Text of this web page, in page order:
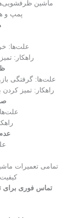
ماشین
پمپ و
علت‌ها:
راهکار:
علت‌ها: گرفتگی
راهکار: تمیز کردن
تمامی تعمیرات
تماس فوری برای